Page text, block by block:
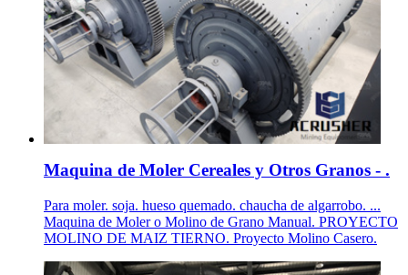
Maquina de Moler Cereales y Otros Granos - .
Para moler. soja. hueso quemado. chaucha de algarrobo. ...
Maquina de Moler o Molino de Grano Manual. PROYECTO
MOLINO DE MAIZ TIERNO. Proyecto Molino Casero.